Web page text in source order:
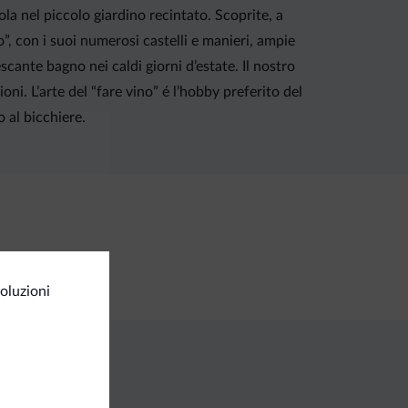
nel piccolo giardino recintato. Scoprite, a
con i suoi numerosi castelli e manieri, ampie
bagno nei caldi giorni d’estate. Il nostro
L’arte del “fare vino” é l’hobby preferito del
al bicchiere.